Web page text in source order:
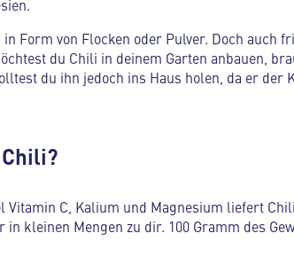
in Form von Flocken oder Pulver. Doch auch
du Chili in deinem Garten anbauen,
du ihn jedoch ins Haus holen, da er der
Vitamin C, Kalium und Magnesium liefert
kleinen Mengen zu dir. 100 Gramm des